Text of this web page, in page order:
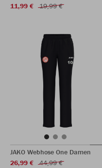
11,99 €
19,99 €
JAKO Webhose One Damen
26,99 €
44,99 €